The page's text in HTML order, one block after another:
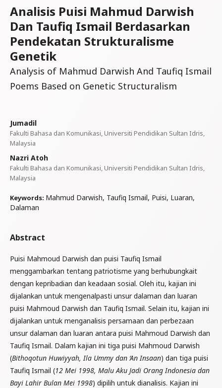
Analisis Puisi Mahmud Darwish
Dan Taufiq Ismail Berdasarkan
Pendekatan Strukturalisme
Genetik
Analysis of Mahmud Darwish And Taufiq Ismail
Poems Based on Genetic Structuralism
Jumadil
Fakulti Bahasa dan Komunikasi, Universiti Pendidikan Sultan Idris,
Malaysia
Nazri Atoh
Fakulti Bahasa dan Komunikasi, Universiti Pendidikan Sultan Idris,
Malaysia
Keywords: Mahmud Darwish, Taufiq Ismail, Puisi, Luaran,
Dalaman
Abstract
Puisi Mahmoud Darwish dan puisi Taufiq Ismail
menggambarkan tentang patriotisme yang berhubungkait
dengan kepribadian dan keadaan sosial. Oleh itu, kajian ini
dijalankan untuk mengenalpasti unsur dalaman dan luaran
puisi Mahmoud Darwish dan Taufiq Ismail. Selain itu, kajian ini
dijalankan untuk menganalisis persamaan dan perbezaan
unsur dalaman dan luaran antara puisi Mahmoud Darwish dan
Taufiq Ismail. Dalam kajian ini tiga puisi Mahmoud Darwish
(Bithoqotun Huwiyyah, Ila Ummy dan ‘An Insaan) dan tiga puisi
Taufiq Ismail (12 Mei 1998, Malu Aku Jadi Orang Indonesia dan
Bayi Lahir Bulan Mei 1998) dipilih untuk dianalisis. Kajian ini